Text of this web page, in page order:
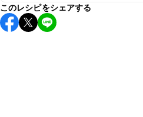
保存期間は冷蔵で翌日中が目安で
し上がりください。
このレシピをシェアする